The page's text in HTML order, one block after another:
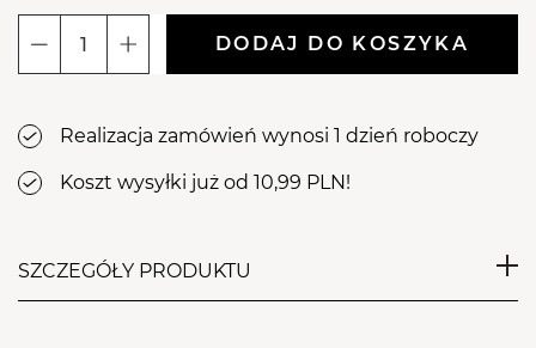
Kapturki
ścierne
do
13
DODAJ DO KOSZYKA
Realizacja zamówień wynosi 1 dzień roboczy
Koszt wysyłki już od 10,99 PLN!
SZCZEGÓŁY PRODUKTU